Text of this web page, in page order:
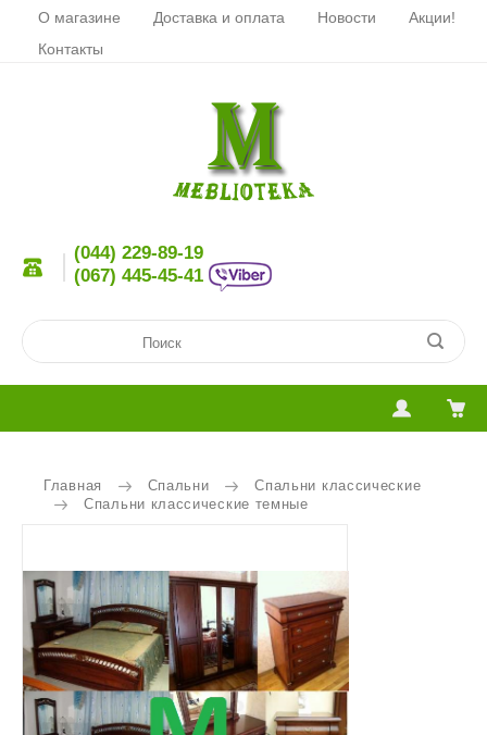
О магазине Доставка и оплата Новости
Акции!
Контакты
(044) 229-89-19
(067) 445-45-41
Главная Спальни
Спальни классические
Спальни классические темные